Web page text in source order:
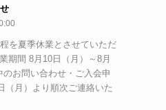
を夏季休業とさせていただ
期間 8月10日（月）～8月
のお問い合わせ・ご入会申
（月）より順次ご連絡いた